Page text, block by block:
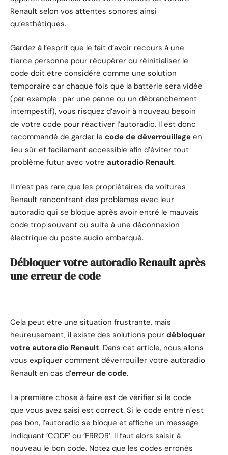
Renault selon vos attentes sonores ainsi
qu’esthétiques.
Gardez à l’esprit que le fait d’avoir recours à une
tierce personne pour récupérer ou réinitialiser le
code doit être considéré comme une solution
temporaire car chaque fois que la batterie sera vidée
(par exemple : par une panne ou un débranchement
intempestif), vous risquez d’avoir à nouveau besoin
de votre code pour réactiver l’autoradio. Il est donc
recommandé de garder le code de déverrouillage en
lieu sûr et facilement accessible afin d’éviter tout
problème futur avec votre autoradio Renault.
Il n’est pas rare que les propriétaires de voitures
Renault rencontrent des problèmes avec leur
autoradio qui se bloque après avoir entré le mauvais
code trop souvent ou suite à une déconnexion
électrique du poste audio embarqué.
Débloquer votre autoradio Renault après
une erreur de code
Cela peut être une situation frustrante, mais
heureusement, il existe des solutions pour débloquer
votre autoradio Renault. Dans cet article, nous allons
vous expliquer comment déverrouiller votre autoradio
Renault en cas d’erreur de code.
La première chose à faire est de vérifier si le code
que vous avez saisi est correct. Si le code entré n’est
pas bon, l’autoradio se bloque et affiche un message
indiquant ‘CODE’ ou ‘ERROR’. Il faut alors saisir à
nouveau le bon code. Notez que les codes erronés